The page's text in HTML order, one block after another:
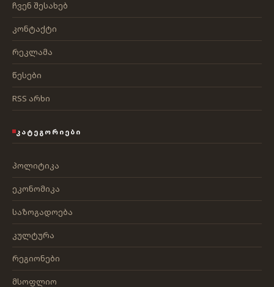
ჩვენ შესახებ
კონტაქტი
რეკლამა
წესები
RSS არხი
ᲙᲐᲢᲔᲒᲝᲠᲘᲔᲑᲘ
პოლიტიკა
ეკონომიკა
საზოგადოება
კულტურა
რეგიონები
მსოფლიო